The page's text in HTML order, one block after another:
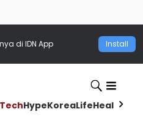
di IDN App Install
TechHypeKoreaLifeHealth